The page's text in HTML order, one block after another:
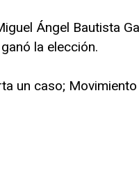
Ángel Bautista
la elección.
un caso;